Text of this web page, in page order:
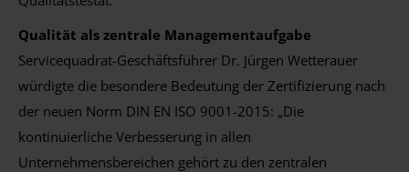
Qualität als zentrale Managementaufgabe
Servicequadrat-Geschäftsführer Dr. Jürgen Wetterauer
würdigte die besondere Bedeutung der Zertifizierung nach
der neuen Norm DIN EN ISO 9001-2015: „Die
kontinuierliche Verbesserung in allen
Unternehmensbereichen gehört zu den zentralen